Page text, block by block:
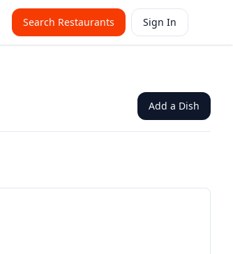
Search Restaurants Sign In
Add a Dish